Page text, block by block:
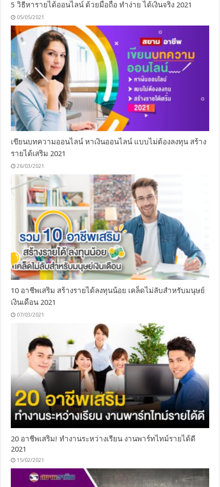
5 วิธีหารายได้ออนไลน์ ด้วยมือถือ ทำง่าย ได้เงินจริง 2021
05/05/2021
เขียนบทความออนไลน์ หาเงินออนไลน์ แบบไม่ต้องลงทุน สร้าง
รายได้เสริม 2021
26/03/2021
10 อาชีพเสริม สร้างรายได้ลงทุนน้อย เคล็ดไม่ลับสำหรับมนุษย์
เงินเดือน 2021
07/03/2021
20 อาชีพเสริม! ทำงานระหว่างเรียน งานพาร์ทไทม์รายได้ดี
2021
15/02/2021